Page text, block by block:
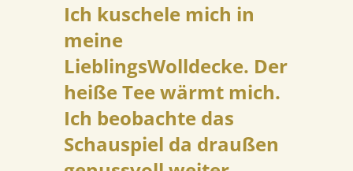
Ich kuschele mich in
meine
LieblingsWolldecke. Der
heiße Tee wärmt mich.
Ich beobachte das
Schauspiel da draußen